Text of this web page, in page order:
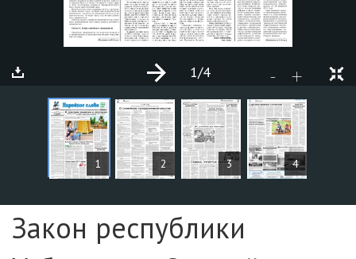
1 2 3 4
- +
1/4
СТАТЬИ
Страница №1
Закон республики